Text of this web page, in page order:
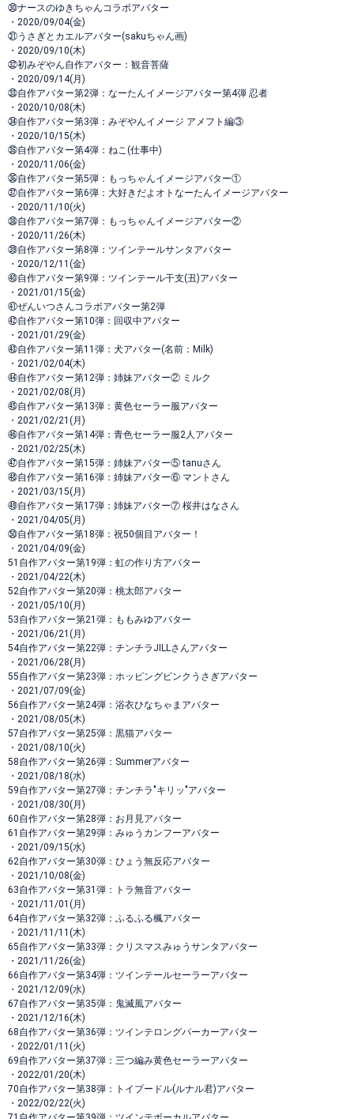
㉚ナースのゆきちゃんコラボアバター
・2020/09/04(金)
㉛うさぎとカエルアバター(sakuちゃん画)
・2020/09/10(木)
㉜初みぞやん自作アバター：観音菩薩
・2020/09/14(月)
㉝自作アバター第2弾：なーたんイメージアバター第4弾 忍者
・2020/10/08(木)
㉞自作アバター第3弾：みぞやんイメージ アメフト編③
・2020/10/15(木)
㉟自作アバター第4弾：ねこ(仕事中)
・2020/11/06(金)
㊱自作アバター第5弾：もっちゃんイメージアバター①
㊲自作アバター第6弾：大好きだよオトなーたんイメージアバター
・2020/11/10(火)
㊳自作アバター第7弾：もっちゃんイメージアバター②
・2020/11/26(木)
㊴自作アバター第8弾：ツインテールサンタアバター
・2020/12/11(金)
㊵自作アバター第9弾：ツインテール干支(丑)アバター
・2021/01/15(金)
㊶ぜんいつさんコラボアバター第2弾
㊷自作アバター第10弾：回収中アバター
・2021/01/29(金)
㊸自作アバター第11弾：犬アバター(名前：Milk)
・2021/02/04(木)
㊹自作アバター第12弾：姉妹アバター② ミルク
・2021/02/08(月)
㊺自作アバター第13弾：黄色セーラー服アバター
・2021/02/21(月)
㊻自作アバター第14弾：青色セーラー服2人アバター
・2021/02/25(木)
㊼自作アバター第15弾：姉妹アバター⑤ tanuさん
㊽自作アバター第16弾：姉妹アバター⑥ マントさん
・2021/03/15(月)
㊾自作アバター第17弾：姉妹アバター⑦ 桜井はなさん
・2021/04/05(月)
㊿自作アバター第18弾：祝50個目アバター！
・2021/04/09(金)
51自作アバター第19弾：虹の作り方アバター
・2021/04/22(木)
52自作アバター第20弾：桃太郎アバター
・2021/05/10(月)
53自作アバター第21弾：ももみゆアバター
・2021/06/21(月)
54自作アバター第22弾：チンチラJILLさんアバター
・2021/06/28(月)
55自作アバター第23弾：ホッピングピンクうさぎアバター
・2021/07/09(金)
56自作アバター第24弾：浴衣ひなちゃまアバター
・2021/08/05(木)
57自作アバター第25弾：黒猫アバター
・2021/08/10(火)
58自作アバター第26弾：Summerアバター
・2021/08/18(水)
59自作アバター第27弾：チンチラ"キリッ"アバター
・2021/08/30(月)
60自作アバター第28弾：お月見アバター
61自作アバター第29弾：みゅうカンフーアバター
・2021/09/15(水)
62自作アバター第30弾：ひょう無反応アバター
・2021/10/08(金)
63自作アバター第31弾：トラ無音アバター
・2021/11/01(月)
64自作アバター第32弾：ふるふる楓アバター
・2021/11/11(木)
65自作アバター第33弾：クリスマスみゅうサンタアバター
・2021/11/26(金)
66自作アバター第34弾：ツインテールセーラーアバター
・2021/12/09(水)
67自作アバター第35弾：鬼滅風アバター
・2021/12/16(木)
68自作アバター第36弾：ツインテロングパーカーアバター
・2022/01/11(火)
69自作アバター第37弾：三つ編み黄色セーラーアバター
・2022/01/20(木)
70自作アバター第38弾：トイプードル(ルナル君)アバター
・2022/02/22(火)